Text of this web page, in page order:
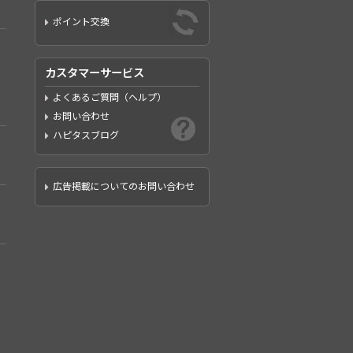
ポイント交換
カスタマーサービス
よくあるご質問（ヘルプ）
お問い合わせ
ハピタスブログ
広告掲載についてのお問い合わせ